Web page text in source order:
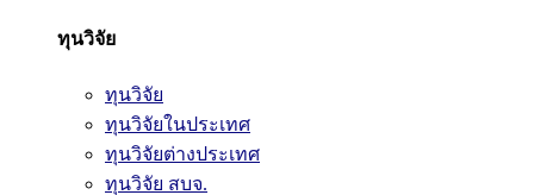
ทุนวิจัย
ทุนวิจัย
ทุนวิจัยในประเทศ
ทุนวิจัยต่างประเทศ
ทุนวิจัย สบจ.